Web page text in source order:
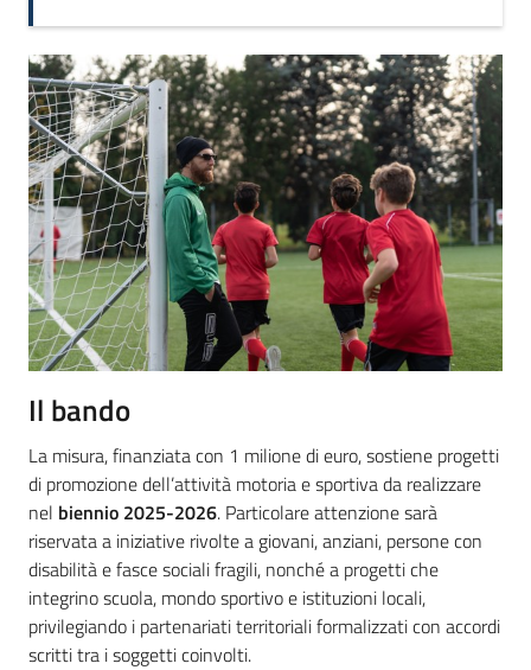
Il bando
La misura, finanziata con 1 milione di euro, sostiene progetti
di promozione dell’attività motoria e sportiva da realizzare
nel biennio 2025-2026. Particolare attenzione sarà
riservata a iniziative rivolte a giovani, anziani, persone con
disabilità e fasce sociali fragili, nonché a progetti che
integrino scuola, mondo sportivo e istituzioni locali,
privilegiando i partenariati territoriali formalizzati con accordi
scritti tra i soggetti coinvolti.